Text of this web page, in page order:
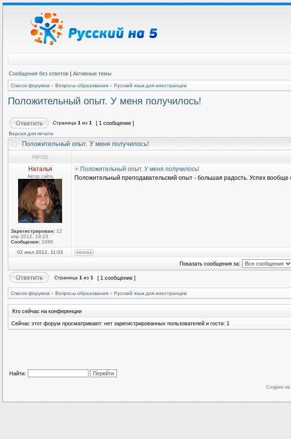
Сообщения без ответов | Активные темы
Список форумов » Вопросы образования » Русский язык для иностранцев
Положительный опыт. У меня получилось!
Страница 1 из 1 [ 1 сообщение ]
Версия для печати
Положительный опыт. У меня получилось!
Автор
Наталья
Автор сайта
Зарегистрирован: 12
апр 2012, 19:23
Сообщения: 1086
Положительный опыт. У меня получилось!
Положительный преподавательский опыт - большая радость. Успех вообще
02 июл 2012, 11:03
Показать сообщения за:
Страница 1 из 1 [ 1 сообщение ]
Список форумов » Вопросы образования » Русский язык для иностранцев
Кто сейчас на конференции
Сейчас этот форум просматривают: нет зарегистрированных пользователей и гости: 1
Найти:
Создано на